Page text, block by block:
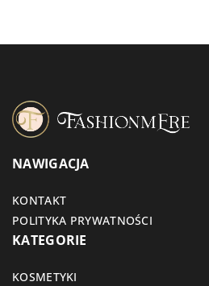
NAWIGACJA
KONTAKT
POLITYKA PRYWATNOŚCI
KATEGORIE
KOSMETYKI